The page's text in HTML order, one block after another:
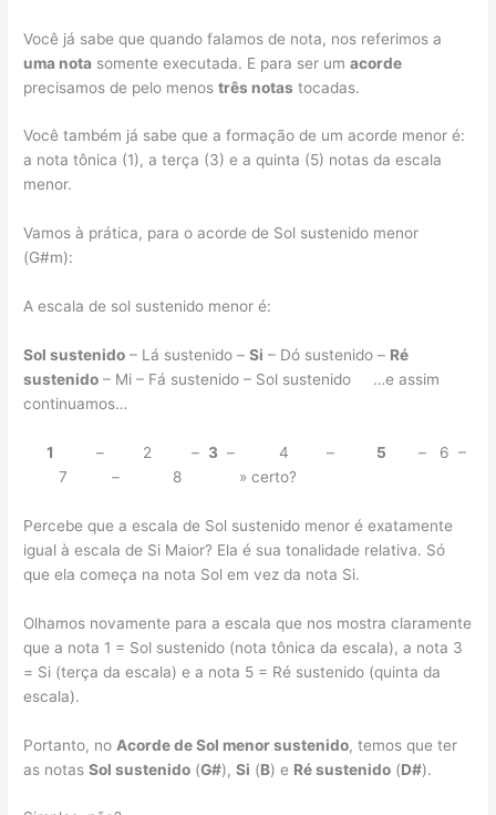
Você já sabe que quando falamos de nota, nos referimos a
uma nota somente executada. E para ser umacorde
precisamos de pelo menostrês notas tocadas.
Você também já sabe que a formação de um acorde menor é:
a nota tônica (1), a terça (3) e a quinta (5) notas da escala
menor.
Vamos à prática, para o acorde de Sol sustenido menor
(G#m):
A escala de sol sustenido menor é:
Sol sustenido – Lá sustenido –Si – Dó sustenido – Ré
sustenido – Mi – Fá sustenido – Sol sustenido …e assim
continuamos…
1 – 2 – 3 – 4 – 5
– 6 –
7 – 8 » certo?
Percebe que a escala de Sol sustenido menor é exatamente
igual à escala de Si Maior? Ela é sua tonalidade relativa. Só
que ela começa na nota Sol em vez da nota Si.
Olhamos novamente para a escala que nos mostra claramente
que a nota 1 = Sol sustenido (nota tônica da escala), a nota 3
= Si (terça da escala) e a nota 5 = Ré sustenido (quinta da
escala).
Portanto, no Acorde de Sol menor sustenido, temos que ter
as notasSol sustenido (G#),Si (B) e Ré sustenido (D#).